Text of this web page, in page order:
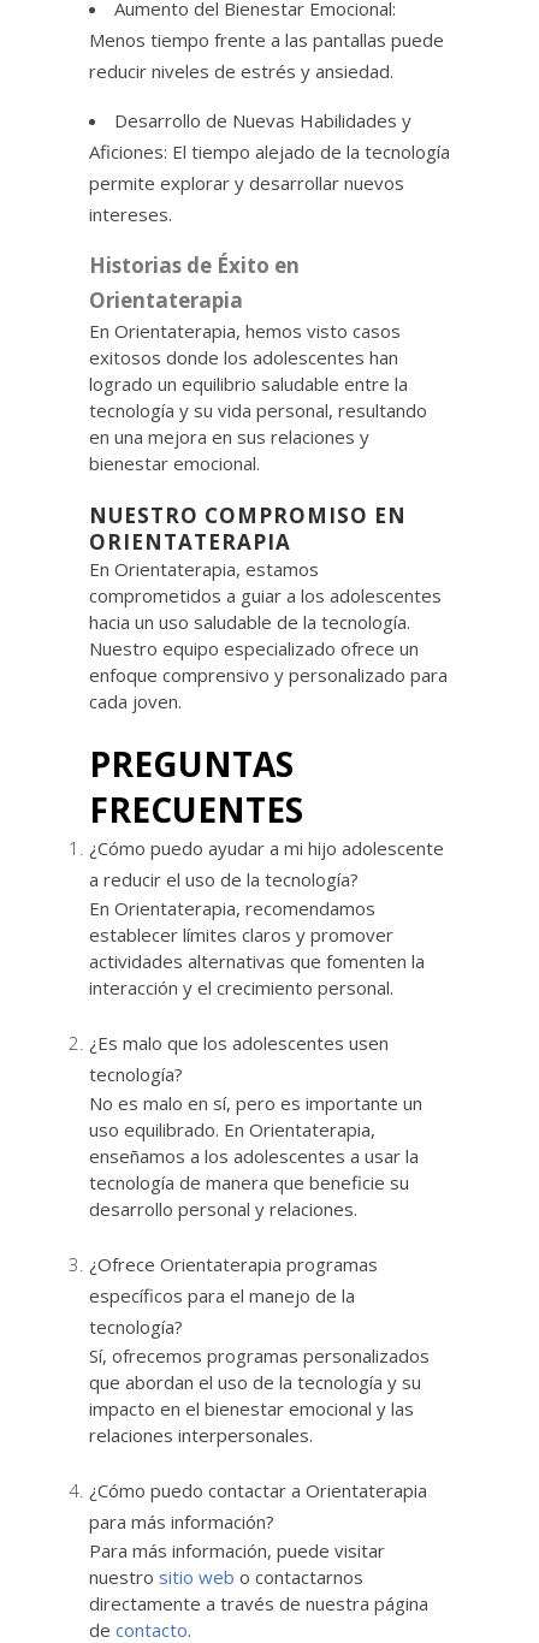
Aumento del Bienestar Emocional:
Menos tiempo frente a las pantallas puede
reducir niveles de estrés y ansiedad.
Desarrollo de Nuevas Habilidades y
Aficiones: El tiempo alejado de la tecnología
permite explorar y desarrollar nuevos
intereses.
Historias de Éxito en
Orientaterapia
En Orientaterapia, hemos visto casos
exitosos donde los adolescentes han
logrado un equilibrio saludable entre la
tecnología y su vida personal, resultando
en una mejora en sus relaciones y
bienestar emocional.
NUESTRO COMPROMISO EN
ORIENTATERAPIA
En Orientaterapia, estamos
comprometidos a guiar a los adolescentes
hacia un uso saludable de la tecnología.
Nuestro equipo especializado ofrece un
enfoque comprensivo y personalizado para
cada joven.
PREGUNTAS
FRECUENTES
¿Cómo puedo ayudar a mi hijo adolescente
a reducir el uso de la tecnología?
En Orientaterapia, recomendamos
establecer límites claros y promover
actividades alternativas que fomenten la
interacción y el crecimiento personal.
¿Es malo que los adolescentes usen
tecnología?
No es malo en sí, pero es importante un
uso equilibrado. En Orientaterapia,
enseñamos a los adolescentes a usar la
tecnología de manera que beneficie su
desarrollo personal y relaciones.
¿Ofrece Orientaterapia programas
específicos para el manejo de la
tecnología?
Sí, ofrecemos programas personalizados
que abordan el uso de la tecnología y su
impacto en el bienestar emocional y las
relaciones interpersonales.
¿Cómo puedo contactar a Orientaterapia
para más información?
Para más información, puede visitar
nuestro sitio web o contactarnos
directamente a través de nuestra página
de contacto.